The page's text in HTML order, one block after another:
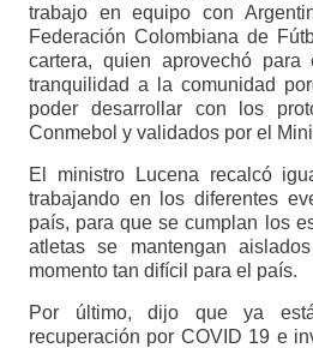
trabajo en equipo con
Federación Colombiana de
cartera, quien aprovechó
tranquilidad a la comunidad
poder desarrollar con los
Conmebol y validados por el
El ministro Lucena recalcó
trabajando en los diferentes
país, para que se cumplan los
atletas se mantengan
momento tan difícil para el país.
Por último, dijo que ya
recuperación por COVID 19 e